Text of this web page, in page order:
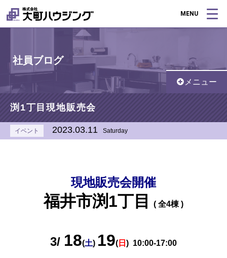
MENU
社員ブログ
メニュー
渕1丁目現地販売会
イベント 2023.03.11 Saturday
現地販売会開催
福井市渕1丁目 ( 全4棟 )
3/ 18(土) 19( 日 ) 10:00-17:00